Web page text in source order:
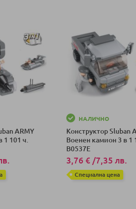
ARMY
1 101 ч.
НАЛИЧНО
Конструктор Sluban
Военен камион 3 в 1
B0537E
3,76 € /7,35 лв.
Специална цена